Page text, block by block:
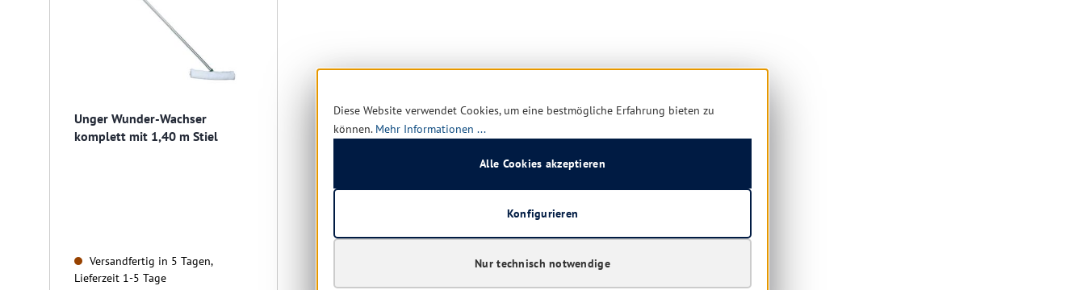
Unger Wunder-Wachser
komplett mit 1,40 m Stiel
Versandfertig in 5 Tagen,
Lieferzeit 1-5 Tage
Diese Website verwendet Cookies, um eine bestmögliche Erfahrung bieten zu
können. Mehr Informationen ...
Nur technisch notwendige
Konfigurieren
Alle Cookies akzeptieren